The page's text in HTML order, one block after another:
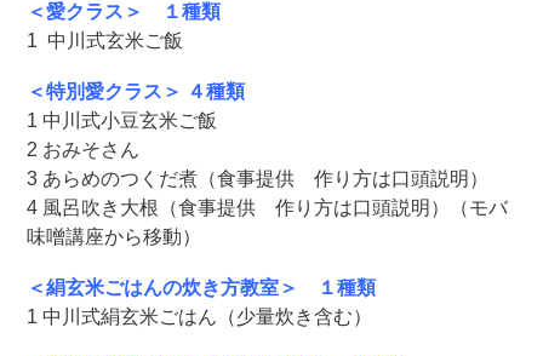
＜愛クラス＞ １種類
1 中川式玄米ご飯
＜特別愛クラス＞ ４種類
1 中川式小豆玄米ご飯
2 おみそさん
3 あらめのつくだ煮（食事提供 作り方は口頭説明）
4 風呂吹き大根（食事提供 作り方は口頭説明）（モバ
味噌講座から移動）
＜絹玄米ごはんの炊き方教室＞ １種類
1 中川式絹玄米ごはん（少量炊き含む）